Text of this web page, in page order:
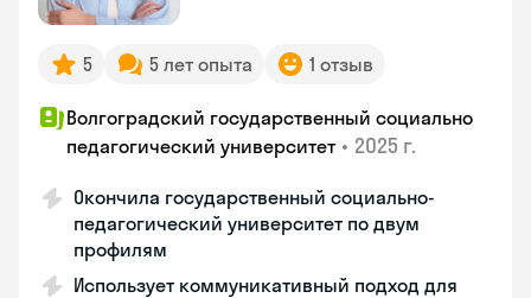
5 5 лет опыта 1 отзыв
Волгоградский государственный социально
педагогический университет • 2025 г.
Окончила государственный социально-
педагогический университет по двум
профилям
Использует коммуникативный подход для